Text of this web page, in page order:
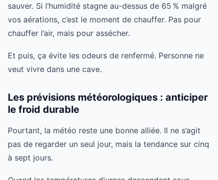
sauver. Si l’humidité stagne au-dessus de 65 % malgré
vos aérations, c’est le moment de chauffer. Pas pour
chauffer l’air, mais pour assécher.
Et puis, ça évite les odeurs de renfermé. Personne ne
veut vivre dans une cave.
Les prévisions météorologiques : anticiper
le froid durable
Pourtant, la météo reste une bonne alliée. Il ne s’agit
pas de regarder un seul jour, mais la tendance sur cinq
à sept jours.